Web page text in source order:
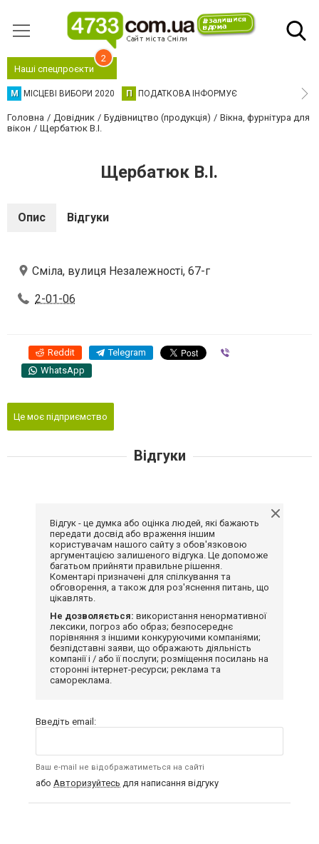
Наші спецпроєкти
2
М МІСЦЕВІ ВИБОРИ 2020 П ПОДАТКОВА ІНФОРМУЄ
Головна Довідник Будівництво (продукція)
Вікна, фурнітура для
вікон
Щербатюк В.І.
Щербатюк В.І.
Опис Відгуки
Сміла, вулиця Незалежності, 67-г
2-01-06
Reddit Telegram
WhatsApp
Це моє підприємство
Відгуки
Відгук - це думка або оцінка людей, які бажають
передати досвід або враження іншим
користувачам нашого сайту з обов'язковою
аргументацією залишеного відгука. Це допоможе
багатьом прийняти правильне рішення.
Коментарі призначені для спілкування та
обговорення, а також для роз'яснення питань, що
цікавлять.
Не дозволяється: використання ненормативної
лексики, погроз або образ; безпосереднє
порівняння з іншими конкуруючими компаніями;
безпідставні заяви, що ображають діяльність
компанії і / або її послуги; розміщення посилань на
сторонні інтернет-ресурси; реклама та
самореклама.
Введіть email:
Ваш e-mail не відображатиметься на сайті
або Авторизуйтесь для написання відгуку